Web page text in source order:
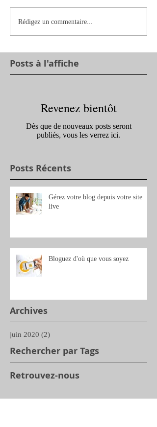
Rédigez un commentaire...
Posts à l'affiche
Revenez bientôt
Dès que de nouveaux posts seront
publiés, vous les verrez ici.
Posts Récents
Gérez votre blog depuis votre site
live
Bloguez d'où que vous soyez
Archives
juin 2020 (2)
Rechercher par Tags
Retrouvez-nous